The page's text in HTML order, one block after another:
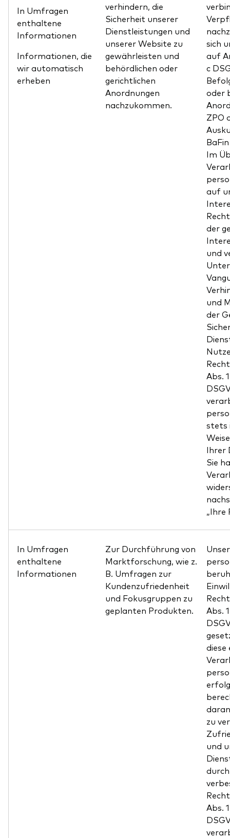
In Umfragen
enthaltene
Informationen
Informationen, die
wir automatisch
erheben
verhindern, die
Sicherheit unserer
Dienstleistungen und
unserer Website zu
gewährleisten und
behördlichen oder
gerichtlichen
Anordnungen
nachzukommen.
sich
auf
c
oder
ZPO
Im
auf
der
und
und
der
Abs.
stets
Ihrer
Sie
In Umfragen
enthaltene
Informationen
Zur Durchführung von
Marktforschung, wie z.
B. Umfragen zur
Kundenzufriedenheit
und Fokusgruppen zu
geplanten Produkten.
Abs.
diese
zu
und
Abs.